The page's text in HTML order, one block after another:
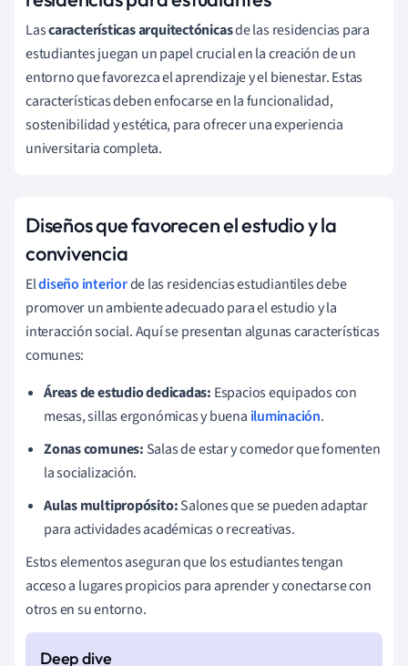
Lascaracterísticas arquitectónicasde las residencias para
estudiantes juegan un papel crucial en la creación de un
entorno que favorezca el aprendizaje y el bienestar. Estas
características deben enfocarse en la funcionalidad,
sostenibilidad y estética, para ofrecer una experiencia
universitaria completa.
Diseños que favorecen el estudio y la
convivencia
Eldiseño interiorde las residencias estudiantiles debe
promover un ambiente adecuado para el estudio y la
interacción social. Aquí se presentan algunas características
comunes:
Áreas de estudio dedicadas: Espacios equipados con
mesas, sillas ergonómicas y buena iluminación.
Zonas comunes: Salas de estar y comedor que fomenten
la socialización.
Aulas multipropósito:Salones que se pueden adaptar
para actividades académicas o recreativas.
Estos elementos aseguran que los estudiantes tengan
acceso a lugares propicios para aprender y conectarse con
otros en su entorno.